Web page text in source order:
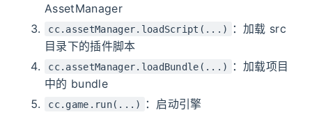
AssetManager
cc.assetManager.loadScript(...)
：加载 src
目录下的插件脚本
cc.assetManager.loadBundle(...)
：加载项目
中的 bundle
cc.game.run(...) ：启动引擎